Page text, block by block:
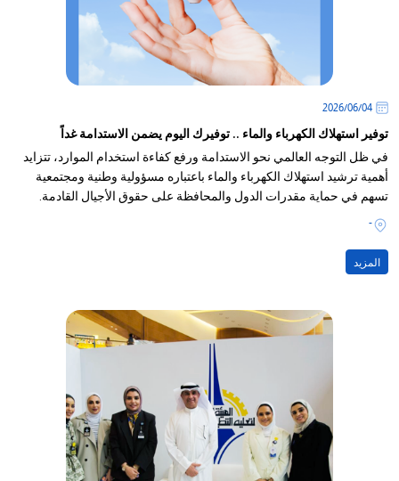
04‏/06‏/2026
توفير استهلاك الكهرباء والماء .. توفيرك اليوم يضمن الاستدامة غداً
في ظل التوجه العالمي نحو الاستدامة ورفع كفاءة استخدام الموارد، تتزايد
أهمية ترشيد استهلاك الكهرباء والماء باعتباره مسؤولية وطنية ومجتمعية
تسهم في حماية مقدرات الدول والمحافظة على حقوق الأجيال القادمة.
-
المزيد